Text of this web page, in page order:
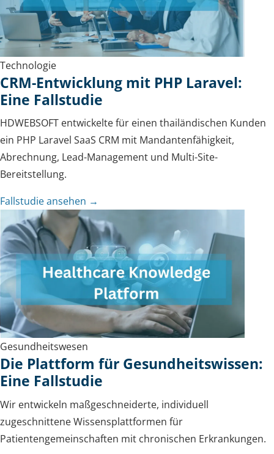
Technologie
CRM-Entwicklung mit PHP Laravel:
Eine Fallstudie
HDWEBSOFT entwickelte für einen thailändischen Kunden
ein PHP Laravel SaaS CRM mit Mandantenfähigkeit,
Abrechnung, Lead-Management und Multi-Site-
Bereitstellung.
Fallstudie ansehen →
Gesundheitswesen
Die Plattform für Gesundheitswissen:
Eine Fallstudie
Wir entwickeln maßgeschneiderte, individuell
zugeschnittene Wissensplattformen für
Patientengemeinschaften mit chronischen Erkrankungen.